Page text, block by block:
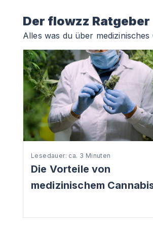
Der flowzz Ratgeber
Alles was du über
Lesedauer: ca. 3 Minuten
Die Vorteile von
medizinischem